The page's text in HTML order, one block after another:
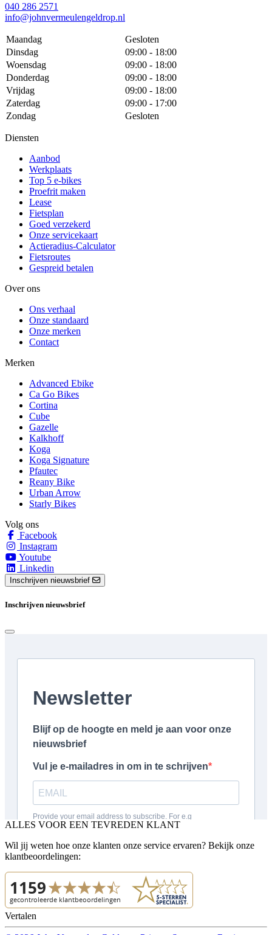
040 286 2571
info@johnvermeulengeldrop.nl
Maandag
Gesloten
Dinsdag
09:00 - 18:00
Woensdag
09:00 - 18:00
Donderdag
09:00 - 18:00
Vrijdag
09:00 - 18:00
Zaterdag
09:00 - 17:00
Zondag
Gesloten
Diensten
Aanbod
Werkplaats
Top 5 e-bikes
Proefrit maken
Lease
Fietsplan
Goed verzekerd
Onze servicekaart
Actieradius-Calculator
Fietsroutes
Gespreid betalen
Over ons
Ons verhaal
Onze standaard
Onze merken
Contact
Merken
Advanced Ebike
Ca Go Bikes
Cortina
Cube
Gazelle
Kalkhoff
Koga
Koga Signature
Pfautec
Reany Bike
Urban Arrow
Starly Bikes
Volg ons
Facebook
Instagram
Youtube
Linkedin
Inschrijven nieuwsbrief
Inschrijven nieuwsbrief
ALLES VOOR EEN TEVREDEN KLANT
Wil jij weten hoe onze klanten onze service ervaren? Bekijk onze
klantbeoordelingen:
Vertalen